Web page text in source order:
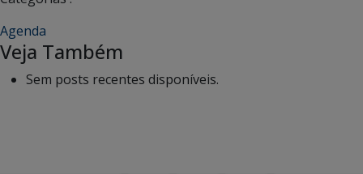
Agenda
Veja Também
Sem posts recentes disponíveis.